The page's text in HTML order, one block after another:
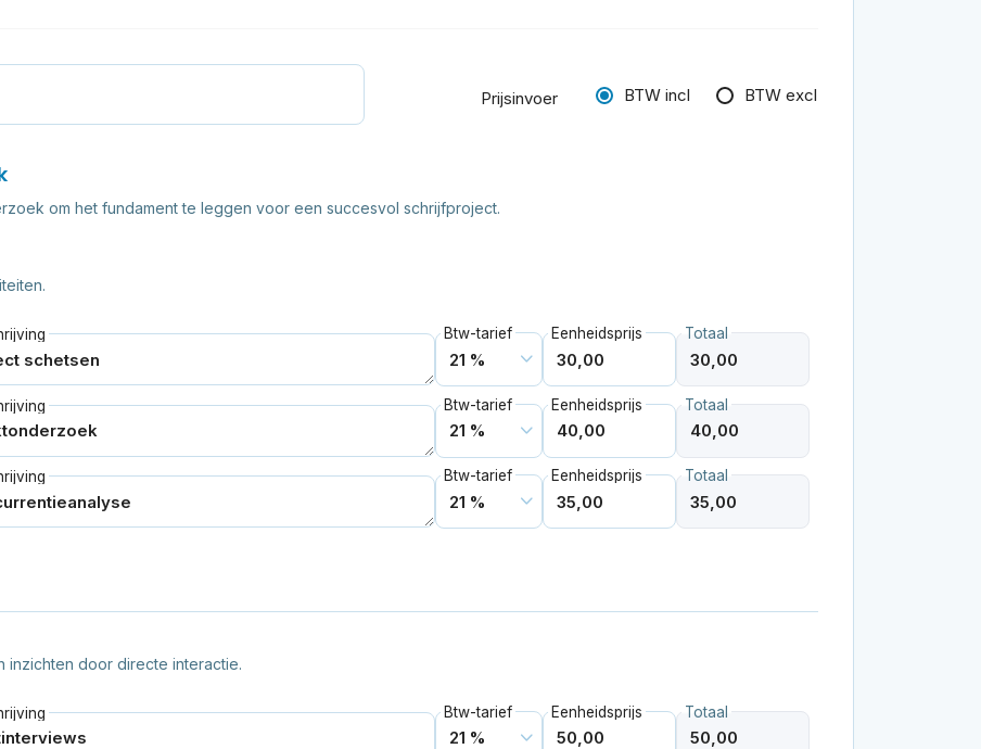
Prijsinvoer BTW incl BTW excl
om het fundament te leggen voor een succesvol schrijfproject.
Btw-tarief Eenheidsprijs Totaal
Btw-tarief Eenheidsprijs Totaal
Btw-tarief Eenheidsprijs Totaal
inzichten door directe interactie.
Btw-tarief Eenheidsprijs Totaal